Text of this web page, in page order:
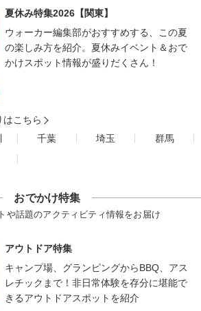
夏休み特集2026【関東】
ウォーカー編集部がおすすめする、この夏
の楽しみ方を紹介。夏休みイベント＆おで
かけスポット情報が盛りだくさん！
はこちら
千葉 埼玉
群馬
おでかけ特集
や話題のアクティビティ情報をお届け
アウトドア特集
キャンプ場、グランピングからBBQ、アス
レチックまで！非日常体験を存分に堪能で
きるアウトドアスポットを紹介